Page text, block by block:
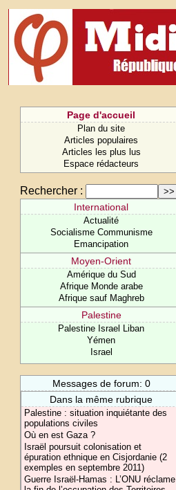
Page d'accueil
Plan du site
Articles populaires
Articles les plus lus
Espace rédacteurs
Rechercher :
International
Actualité
Socialisme Communisme
Emancipation
Moyen-Orient
Amérique du Sud
Afrique Monde arabe
Afrique sauf Maghreb
Palestine
Palestine Israel Liban
Yémen
Israel
Messages de forum: 0
Dans la même rubrique
Palestine : situation inquiétante des
populations civiles
Où en est Gaza ?
Israël poursuit colonisation et
épuration ethnique en Cisjordanie (2
exemples en septembre 2011)
Guerre Israël-Hamas : L’ONU réclame